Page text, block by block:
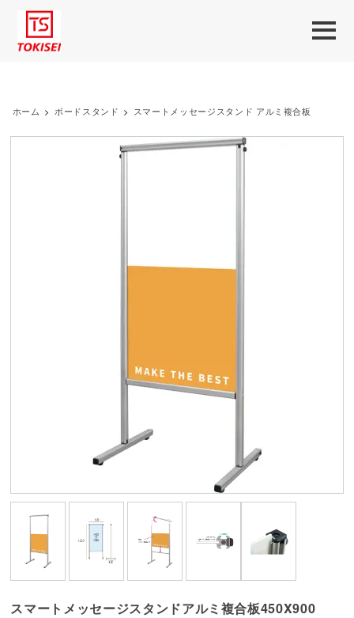
ホーム > ボードスタンド > スマートメッセージスタンド アルミ複合板
スマートメッセージスタンドアルミ複合板450X900